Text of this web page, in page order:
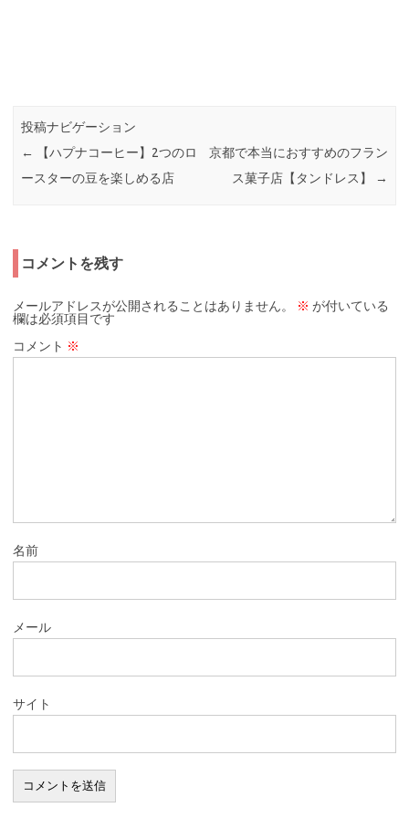
投稿ナビゲーション
←
【ハプナコーヒー】2つのロ
ースターの豆を楽しめる店
京都で本当におすすめのフラン
ス菓子店【タンドレス】
→
コメントを残す
メールアドレスが公開されることはありません。 ※ が付いている
欄は必須項目です
コメント ※
名前
メール
サイト